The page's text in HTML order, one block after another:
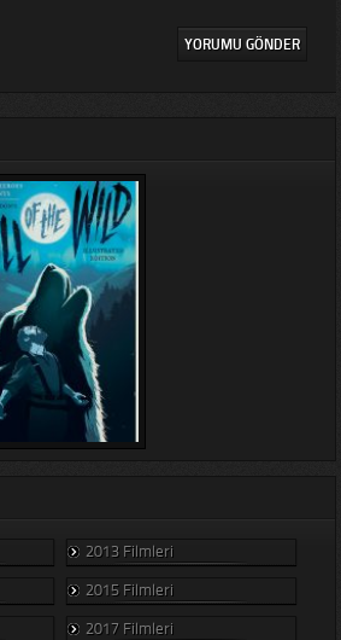
2013 Filmleri
2015 Filmleri
2017 Filmleri